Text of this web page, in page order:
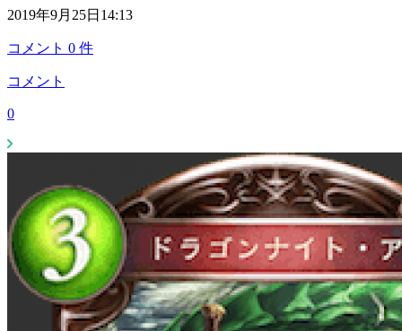
2019年9月25日14:13
コメント 0 件
コメント
0